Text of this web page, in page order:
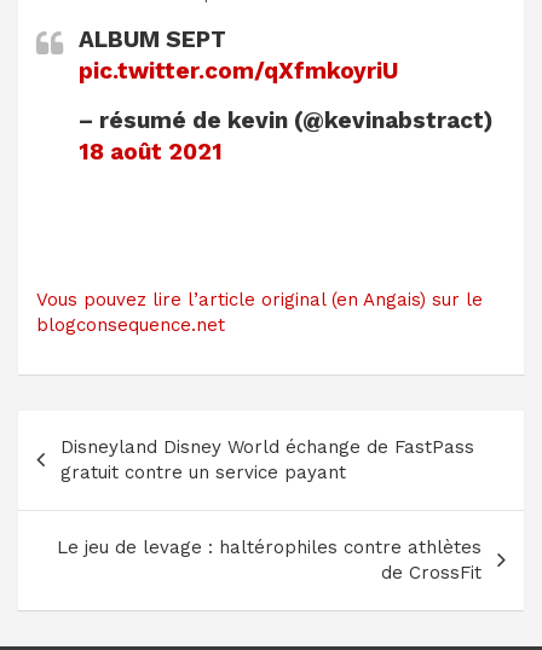
ALBUM SEPT
pic.twitter.com/qXfmkoyriU
– résumé de kevin (@kevinabstract)
18 août 2021
Vous pouvez lire l’article original (en Angais) sur le
blogconsequence.net
de
l’article
Disneyland Disney World échange de FastPass
gratuit contre un service payant
Le jeu de levage : haltérophiles contre athlètes
de CrossFit